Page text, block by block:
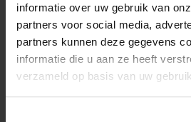
informatie over uw gebruik van
partners voor social media,
partners kunnen deze gegevens
informatie die u aan ze heeft
verzameld op basis van uw
Productlijnen
Assortiment
Hammerlit
Septodry
Contact
Ons team